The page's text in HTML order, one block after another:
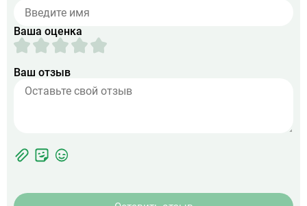
Ваша оценка
Ваш отзыв
Фотографии
ЖК
Прикрепить
фото